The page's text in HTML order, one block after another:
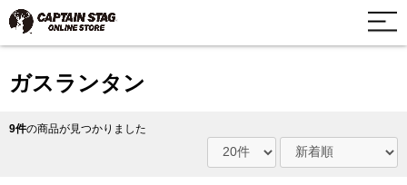
ガスランタン
9件の商品が見つかりました